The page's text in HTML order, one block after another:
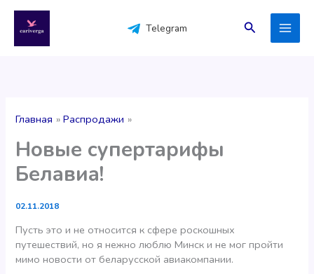
содержимому
Telegram Поиск
Главная Распродажи
Новые супертарифы
Белавиа!
02.11.2018
Пусть это и не относится к сфере роскошных
путешествий, но я нежно люблю Минск и не мог пройти
мимо новости от беларусской авиакомпании.